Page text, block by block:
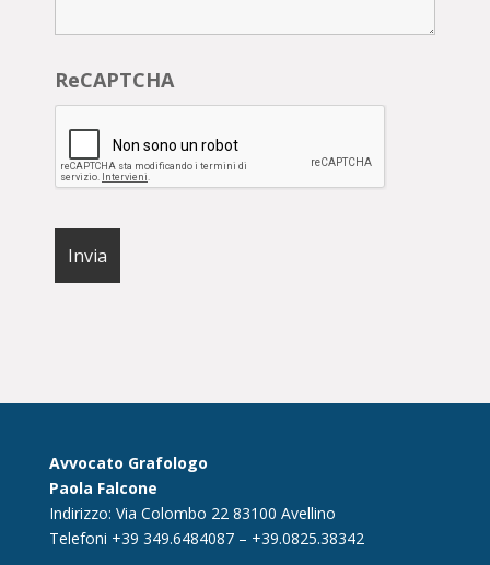
ReCAPTCHA
Avvocato Grafologo
Paola Falcone
Indirizzo: Via Colombo 22 83100 Avellino
Telefoni +39 349.6484087 – +39.0825.38342